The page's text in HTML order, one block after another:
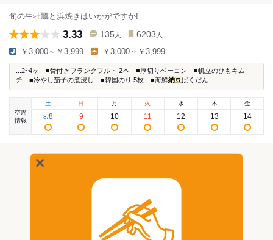
旬の生牡蠣と浜焼きはいかがですか!
3.33 135 人 6203 人
￥3,000～￥3,999 ￥3,000～￥3,999
...2~4ヶ ■骨付きフランクフルト 2本 ■厚切りベーコン ■帆立のひもキム
チ ■冷やし茄子の煮浸し ■韓国のり 5枚 ■海鮮納豆ばくだん...
空席
情報
土
8/8
日
9
月
10
火
11
水
12
木
13
金
14